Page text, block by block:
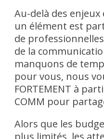
Au-delà des
un élément est
de
de la
manquons de
pour vous, nous
FORTEMENT à
COMM pour
Alors que les